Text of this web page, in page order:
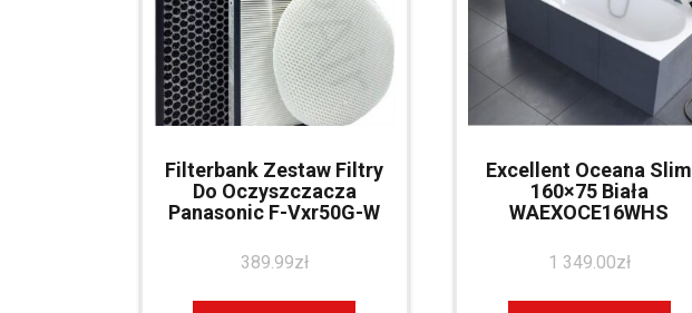
Filterbank Zestaw Filtry
Do Oczyszczacza
Panasonic F-Vxr50G-W
389.99zł
Excellent Oceana Slim
160×75 Biała
WAEXOCE16WHS
1 349.00zł